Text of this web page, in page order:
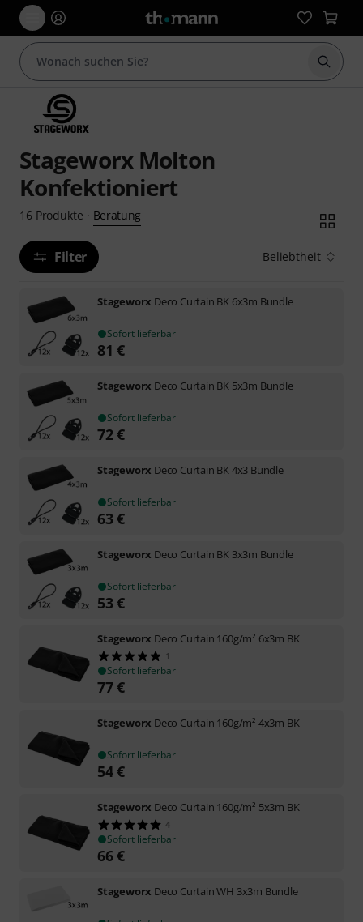
Suche
Stageworx Molton
Konfektioniert
16 Produkte · Beratung
Filter Beliebtheit
Stageworx Deco Curtain BK 6x3m Bundle
Sofort lieferbar
81 €
Stageworx Deco Curtain BK 5x3m Bundle
Sofort lieferbar
72€
Stageworx Deco Curtain BK 4x3 Bundle
Sofort lieferbar
63€
Stageworx Deco Curtain BK 3x3m Bundle
Sofort lieferbar
53€
Stageworx Deco Curtain 160g/m² 6x3m BK
1
Sofort lieferbar
77€
Stageworx Deco Curtain 160g/m² 4x3m BK
Sofort lieferbar
54€
Stageworx Deco Curtain 160g/m² 5x3m BK
4
Sofort lieferbar
66€
Stageworx Deco Curtain WH 3x3m Bundle